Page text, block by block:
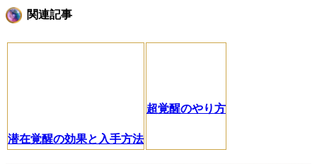
関連記事
潜在覚醒の効果と入手方法
超覚醒のやり方